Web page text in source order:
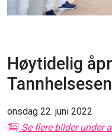
Høytidelig
onsdag 22. juni 2022
Se flere bilder under